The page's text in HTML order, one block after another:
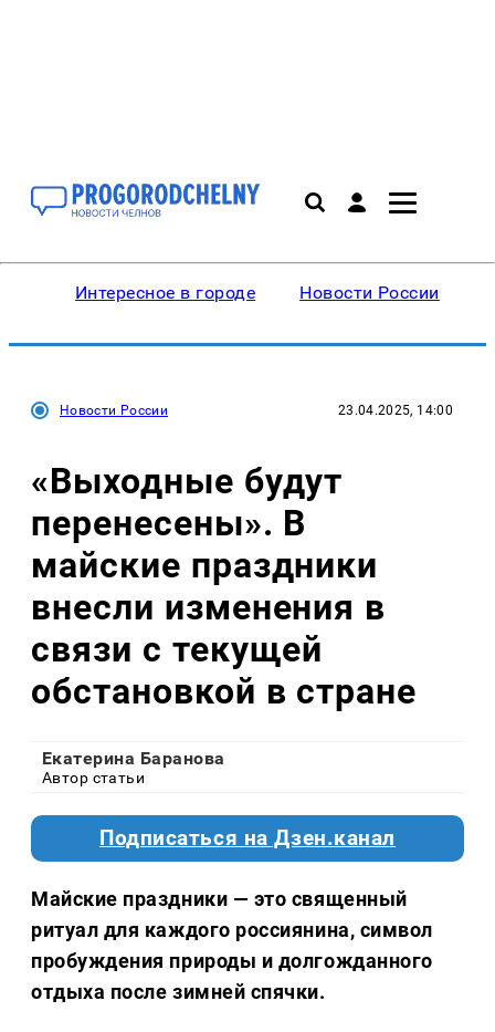
Интересное в городе Новости России
Новости России 23.04.2025, 14:00
«Выходные будут
перенесены». В
майские праздники
внесли изменения в
связи с текущей
обстановкой в стране
Екатерина Баранова
Автор статьи
Подписаться на Дзен.канал
Майские праздники — это священный
ритуал для каждого россиянина, символ
пробуждения природы и долгожданного
отдыха после зимней спячки.